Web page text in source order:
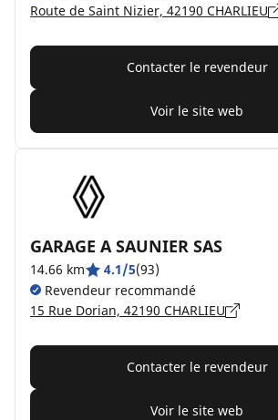
Route de Saint Nizier, 42190 CHARLIEU
Contacter le revendeur
Voir le site web
GARAGE A SAUNIER SAS
14.66 km 4.1/5(93)
Revendeur recommandé
15 Rue Dorian, 42190 CHARLIEU
Contacter le revendeur
Voir le site web